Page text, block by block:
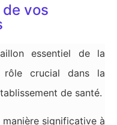
vos
essentiel de la
crucial dans la
de santé.
significative à